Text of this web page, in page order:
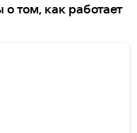
том, как работает